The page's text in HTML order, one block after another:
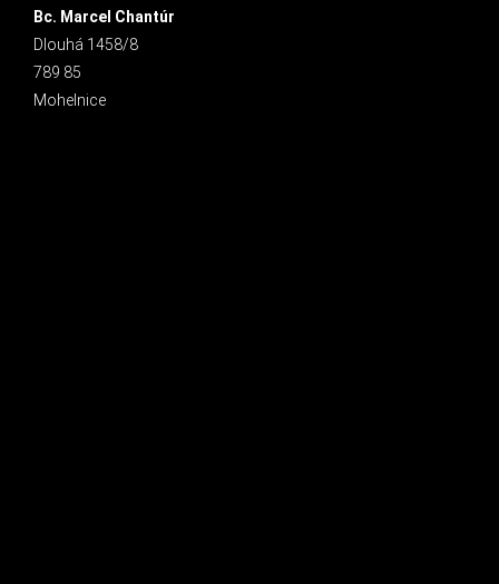
Bc. Marcel Chantúr
Dlouhá 1458/8
789 85
Mohelnice